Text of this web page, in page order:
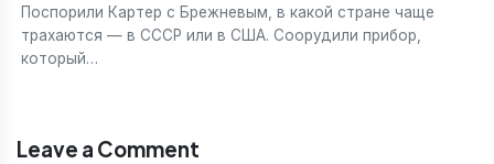
Поспорили Картер с Брежневым, в какой стране чаще
трахаются — в СССР или в США. Соорудили прибор,
который…
Leave a Comment